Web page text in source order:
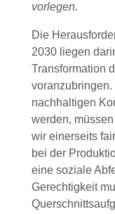
vorlegen.
Die
2030 liegen
Transformation
nachhaltigen
werden, müssen
wir einerseits
bei der
eine soziale
Gerechtigkeit